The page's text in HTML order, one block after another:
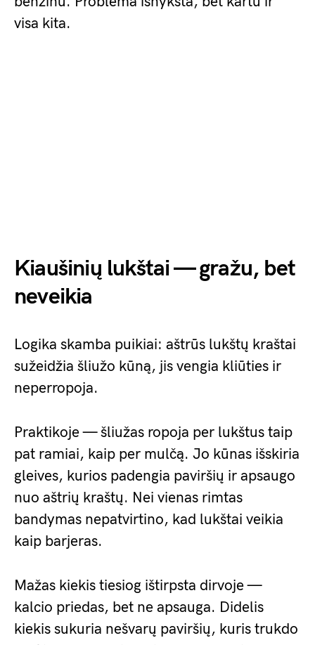
visa kita.
Kiaušinių lukštai — gražu, bet
neveikia
Logika skamba puikiai: aštrūs lukštų kraštai
sužeidžia šliužo kūną, jis vengia kliūties ir
neperropoja.
Praktikoje — šliužas ropoja per lukštus taip
pat ramiai, kaip per mulčą. Jo kūnas išskiria
gleives, kurios padengia paviršių ir apsaugo
nuo aštrių kraštų. Nei vienas rimtas
bandymas nepatvirtino, kad lukštai veikia
kaip barjeras.
Mažas kiekis tiesiog ištirpsta dirvoje —
kalcio priedas, bet ne apsauga. Didelis
kiekis sukuria nešvarų paviršių, kuris trukdo